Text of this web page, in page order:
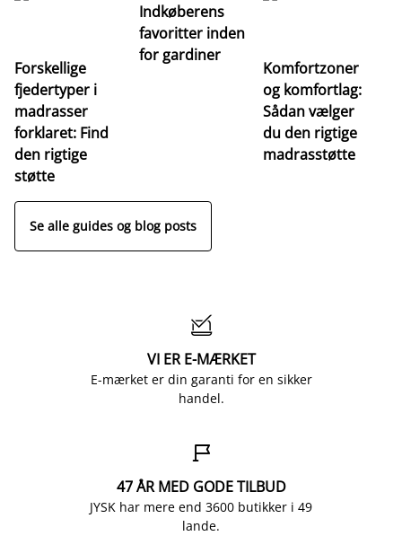
Forskellige
fjedertyper i
madrasser
forklaret: Find
den rigtige
støtte
Indkøberens
favoritter inden
for gardiner
Komfortzoner
og komfortlag:
Sådan vælger
du den rigtige
madrasstøtte
Se alle guides og blog posts

VI ER E-MÆRKET
E-mærket er din garanti for en sikker
handel.

47 ÅR MED GODE TILBUD
JYSK har mere end 3600 butikker i 49
lande.